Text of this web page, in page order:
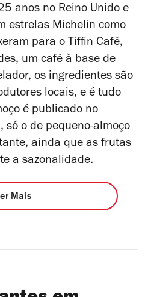
anos no Reino Unido e
estrelas Michelin como
para o Tiffin Café,
um café à base de
os ingredientes são
locais, e é tudo
é publicado no
só o de pequeno-almoço
ainda que as frutas
a sazonalidade.
Mais